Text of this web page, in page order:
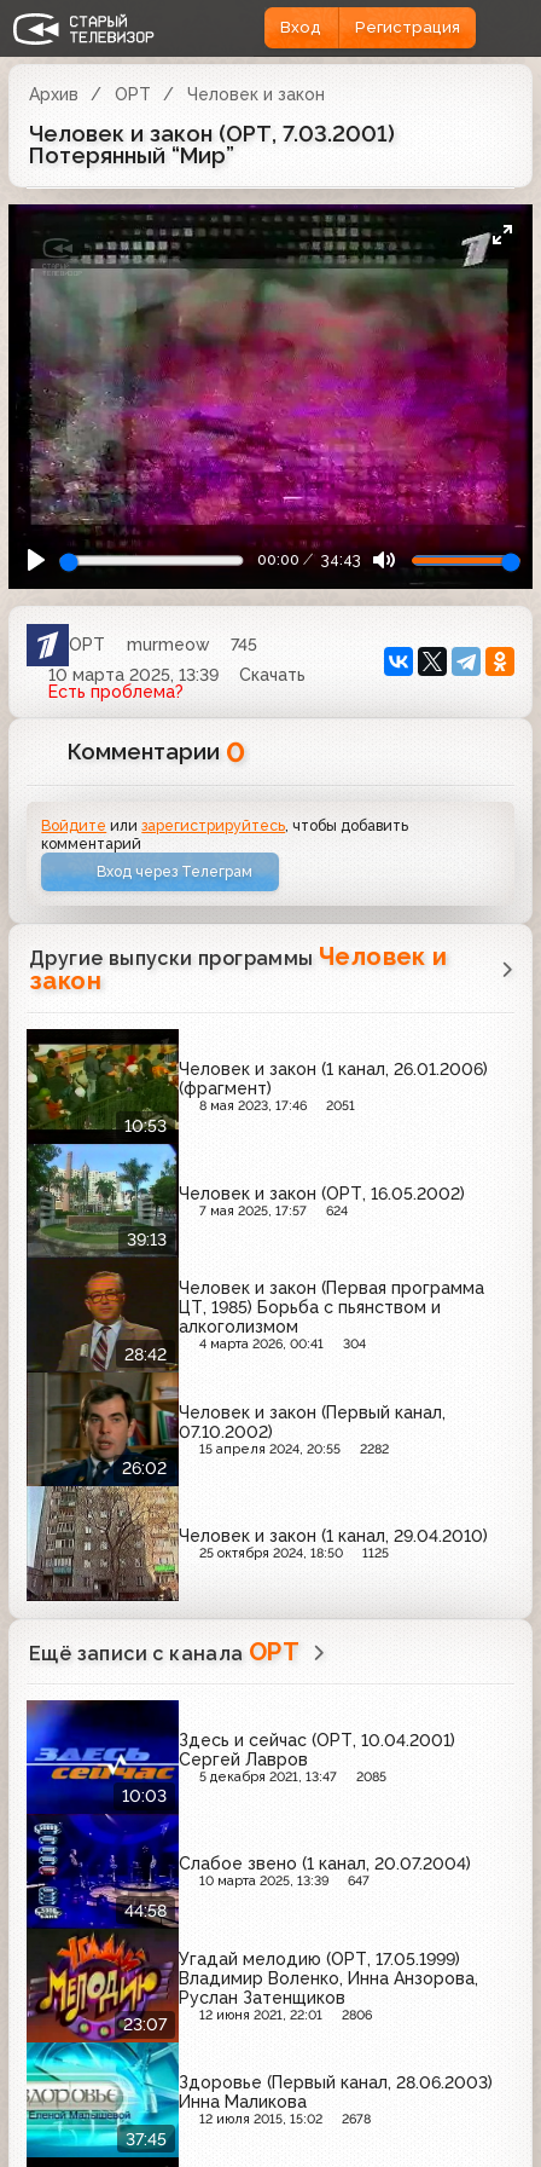
Вход Регистрация
Архив ОРТ Человек и закон
Человек и закон (ОРТ, 7.03.2001)
Потерянный “Мир”
00:00 34:43
ОРТ murmeow
745
10 марта 2025, 13:39
Скачать
Есть проблема?
Комментарии 0
Войдите илизарегистрируйтесь , чтобы добавить
комментарий
Вход через Телеграм
Другие выпуски программы Человек и
закон
10:53
Человек и закон (1 канал, 26.01.2006)
(фрагмент)
8 мая 2023, 17:46 2051
39:13
Человек и закон (ОРТ, 16.05.2002)
7 мая 2025, 17:57 624
28:42
Человек и закон (Первая программа
ЦТ, 1985) Борьба с пьянством и
алкоголизмом
4 марта 2026, 00:41 304
26:02
Человек и закон (Первый канал,
07.10.2002)
15 апреля 2024, 20:55 2282
Человек и закон (1 канал, 29.04.2010)
25 октября 2024, 18:50 1125
Ещё записи с канала ОРТ
10:03
Здесь и сейчас (ОРТ, 10.04.2001)
Сергей Лавров
5 декабря 2021, 13:47 2085
44:58
Слабое звено (1 канал, 20.07.2004)
10 марта 2025, 13:39 647
23:07
Угадай мелодию (ОРТ, 17.05.1999)
Владимир Воленко, Инна Анзорова,
Руслан Затенщиков
12 июня 2021, 22:01 2806
37:45
Здоровье (Первый канал, 28.06.2003)
Инна Маликова
12 июля 2015, 15:02 2678